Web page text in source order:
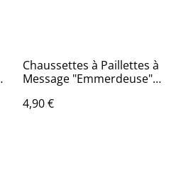
Chaussettes à Paillettes à
Message "Emmerdeuse"
4,90 €